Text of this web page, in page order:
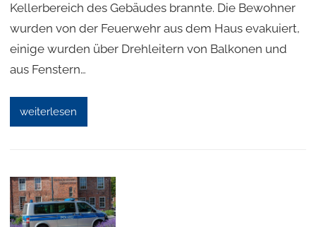
Kellerbereich des Gebäudes brannte. Die Bewohner
wurden von der Feuerwehr aus dem Haus evakuiert,
einige wurden über Drehleitern von Balkonen und
aus Fenstern…
weiterlesen